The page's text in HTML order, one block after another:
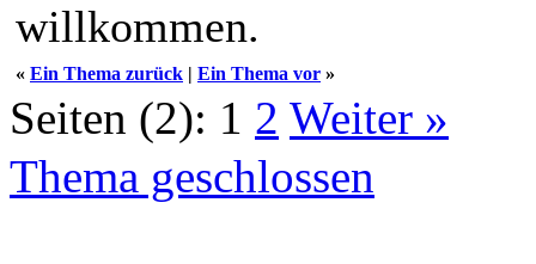
willkommen.
« Ein Thema zurück | Ein Thema vor »
Seiten (2): 1 2 Weiter »
Thema geschlossen